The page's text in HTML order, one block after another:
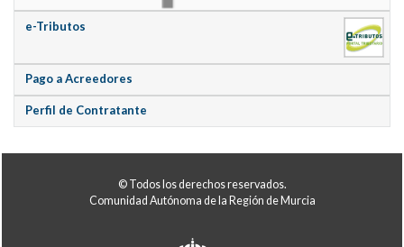
e-Tributos
Pago a Acreedores
Perfil de Contratante
© Todos los derechos reservados.
Comunidad Autónoma de la Región de Murcia